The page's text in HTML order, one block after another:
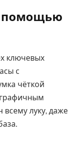
помощью
ключевых
с
чёткой
луку, даже